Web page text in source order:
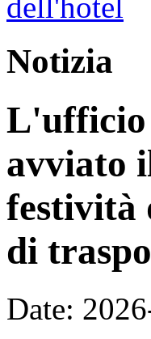
Notizia
L'ufficio
avviato
festività
di
Date: